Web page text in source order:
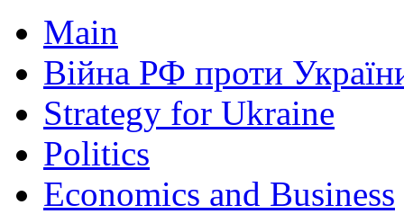
Main
Війна РФ проти
Strategy for Ukraine
Politics
Economics and Business